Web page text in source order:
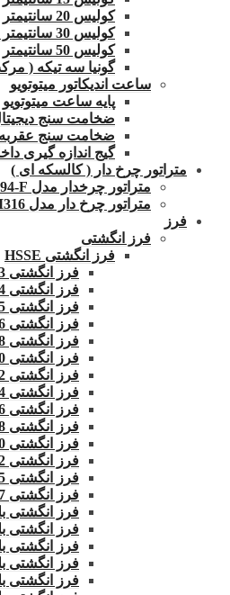
کولیس 20 سانتیمتر
کولیس 30 سانتیمتر استنلس استیل
کولیس 50 سانتیمتر
گونیا سه تیکه (
ساعت اندیکاتور میتوتویو
پایه ساعت میتوتویو
ضخامت سنج
ضخامت سنج
گیج اندازه گیری داخل سیلندر
متراتور چرخ دار ( کالسکه ای )
متراتور چرخدار مدل Z94-F
متراتور چرخ دار مدل JM316
فرز
فرز انگشتی
فرز انگشتی HSSE
فرز انگشتی 3 میلیمتر HSSE
فرز انگشتی 4 میلیمتر HSSE
فرز انگشتی 5 میلیمتر HSSE
فرز انگشتی 6 میلیمتر HSSE
فرز انگشتی 8 میلیمتر HSSE
فرز انگشتی 10 میلیمتر HSSE
فرز انگشتی 12 میلیمتر HSSE
فرز انگشتی 14 میلیمتر HSSE
فرز انگشتی 16 میلیمتر HSSE
فرز انگشتی 18 میلیمتر HSSE
فرز انگشتی 20 میلیمتر HSSE
فرز انگشتی 22 میلیمتر HSSE
فرز انگشتی 25 میلیمتر LUKAS.HSSE
فرز انگشتی 27 میلیمتر ته کونیک
فرز انگشتی بلند
فرز انگشتی بلند
فرز انگشتی بلند
فرز انگشتی بلند
فرز انگشتی بلند